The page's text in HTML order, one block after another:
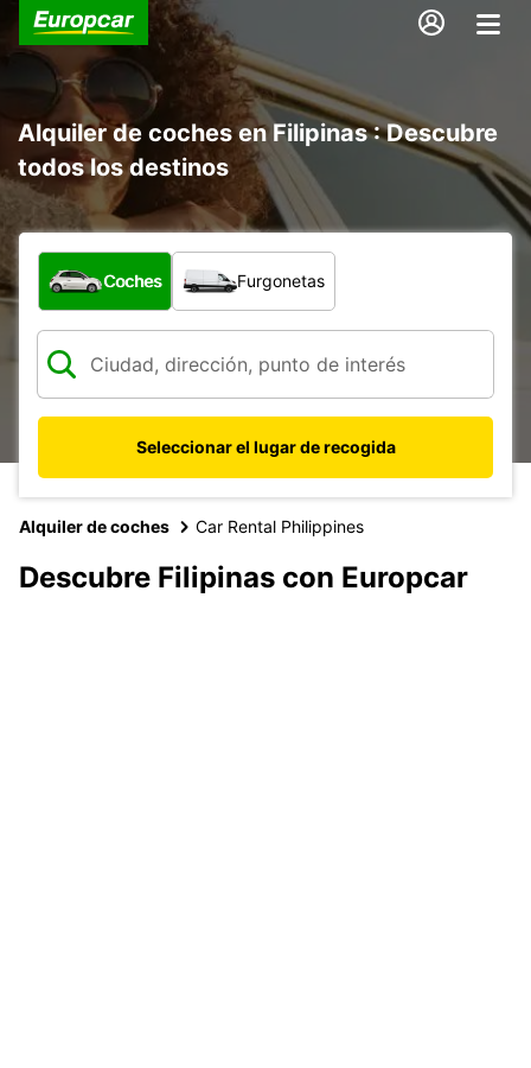
Alquiler de coches en Filipinas : Descubre
todos los destinos
¿Qué tipo de vehículo?
Coches Furgonetas
Seleccionar el lugar de recogida
Alquiler de coches Car Rental Philippines
Descubre Filipinas con Europcar